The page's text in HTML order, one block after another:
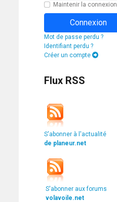
Maintenir la connexion
Connexion
Mot de passe perdu ?
Identifiant perdu ?
Créer un compte
Flux RSS
S'abonner à l'actualité
de planeur.net
S'abonner aux forums
volavoile.net